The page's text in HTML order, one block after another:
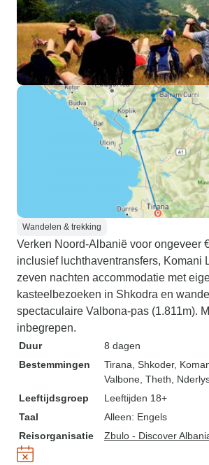
Wandelen & trekking
Verken Noord-Albanië voor ongeveer
inclusief luchthaventransfers, Komani
zeven nachten accommodatie met
kasteelbezoeken in Shkodra en
spectaculaire Valbona-pas (1.811m).
inbegrepen.
Duur
8 dagen
Bestemmingen
Tirana , Shkoder,
Valbone , Theth ,
Leeftijdsgroep
Leeftijden 18+
Taal
Alleen: Engels
Reisorganisatie
Zbulo - Discover